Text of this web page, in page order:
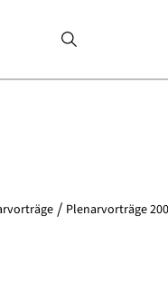
Plenarvorträge